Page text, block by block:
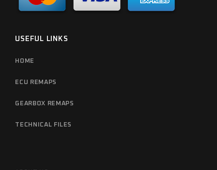
USEFUL LINKS
HOME
ECU REMAPS
GEARBOX REMAPS
TECHNICAL FILES